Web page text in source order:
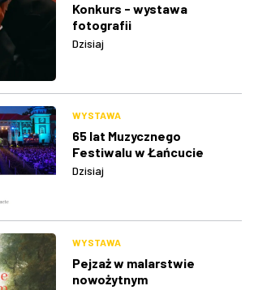
Konkurs - wystawa
fotografii
Dzisiaj
WYSTAWA
65 lat Muzycznego
Festiwalu w Łańcucie
Dzisiaj
WYSTAWA
Pejzaż w malarstwie
nowożytnym